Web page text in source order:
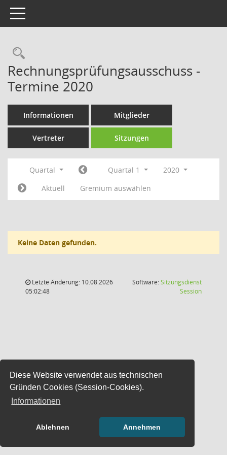
Diese Website verwendet aus technischen
Gründen Cookies (Session-Cookies).
Informationen
Ablehnen Annehmen
Toggle navigation
Rechercheauswahl
Rechnungsprüfungsausschuss -
Termine 2020
Informationen Mitglieder
Vertreter Sitzungen
Quartal Quartal 1
2020
Aktuell
Gremium auswählen
Keine Daten gefunden.
Letzte Änderung: 10.08.2026
05:02:48
Software:Sitzungsdienst
Session(Wird in